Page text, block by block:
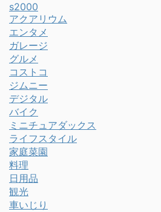
s2000
アクアリウム
エンタメ
ガレージ
グルメ
コストコ
ジムニー
デジタル
バイク
ミニチュアダックス
ライフスタイル
家庭菜園
料理
日用品
観光
車いじり